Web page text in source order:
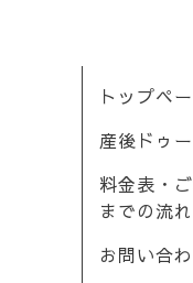
トップペ
産後ドゥ
料金表・
までの流れ
お問い合